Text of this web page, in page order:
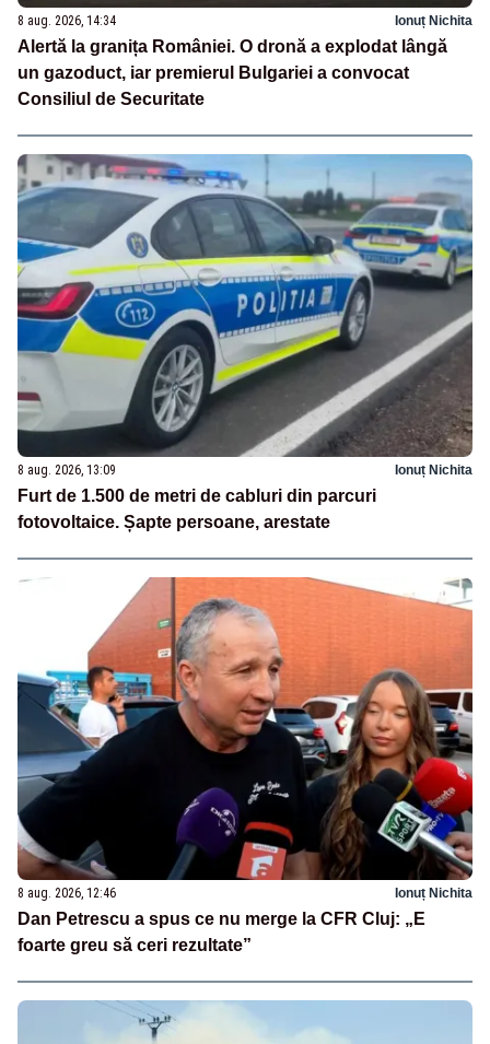
8 aug. 2026, 14:34 Ionuț Nichita
Alertă la granița României. O dronă a explodat lângă
un gazoduct, iar premierul Bulgariei a convocat
Consiliul de Securitate
8 aug. 2026, 13:09 Ionuț Nichita
Furt de 1.500 de metri de cabluri din parcuri
fotovoltaice. Șapte persoane, arestate
8 aug. 2026, 12:46 Ionuț Nichita
Dan Petrescu a spus ce nu merge la CFR Cluj: „E
foarte greu să ceri rezultate”